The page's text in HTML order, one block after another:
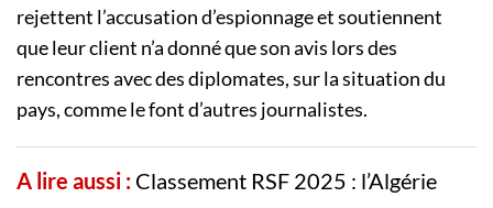
rejettent l’accusation d’espionnage et soutiennent
que leur client n’a donné que son avis lors des
rencontres avec des diplomates, sur la situation du
pays, comme le font d’autres journalistes.
A lire aussi : Classement RSF 2025 : l’Algérie